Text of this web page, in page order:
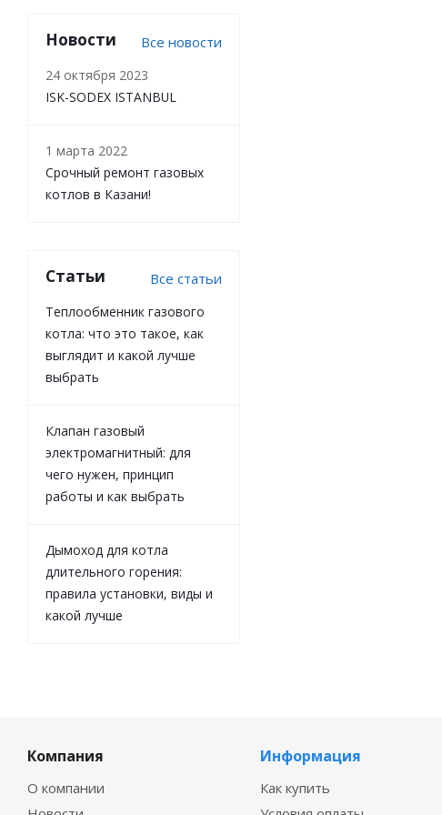
Новости Все новости
24 октября 2023
ISK-SODEX ISTANBUL
1 марта 2022
Срочный ремонт газовых
котлов в Казани!
Статьи Все статьи
Теплообменник газового
котла: что это такое, как
выглядит и какой лучше
выбрать
Клапан газовый
электромагнитный: для
чего нужен, принцип
работы и как выбрать
Дымоход для котла
длительного горения:
правила установки, виды и
какой лучше
Компания
О компании
Информация
Как купить